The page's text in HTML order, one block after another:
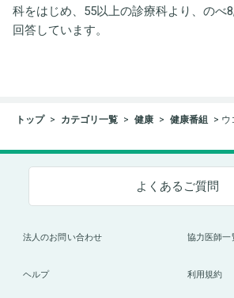
科をはじめ、55以上の診療科より、のべ
回答しています。
トップ カテゴリ一覧 健康 健康番組 ウ
よくあるご質問
法人のお問い合わせ 協力医師一
ヘルプ 利用規約